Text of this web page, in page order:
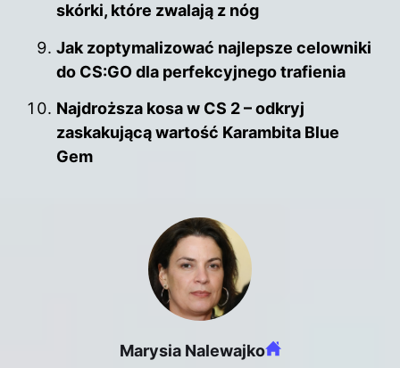
skórki, które zwalają z nóg
Jak zoptymalizować najlepsze celowniki
do CS:GO dla perfekcyjnego trafienia
Najdroższa kosa w CS 2 – odkryj
zaskakującą wartość Karambita Blue
Gem
Marysia Nalewajko